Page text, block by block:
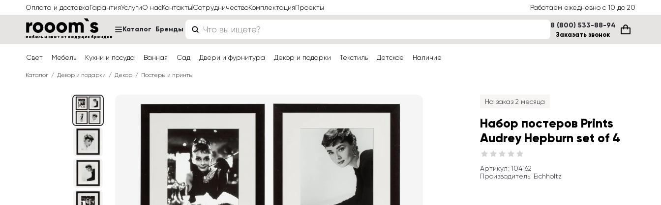
Оплата и доставкаГарантияУслугиО насКонтактыСотрудничествоКомплектацияПроекты Работаем ежедневно с 10 до 20
мебель и свет от ведущих брендов
Каталог Бренды 8 (800) 533-88-94
Заказать звонок
Свет Мебель Кухни и посуда Ванная Сад Двери и фурнитура Декор и подарки Текстиль Детское Наличие
Каталог Декор и подарки Декор Постеры и принты
На заказ 2 месяца
Набор постеров Prints
Audrey Hepburn set of 4
Артикул: 104162
Производитель: Eichholtz